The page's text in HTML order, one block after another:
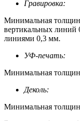
Гравировка:
Минимальная
вертикальных линий
линиями 0,3 мм.
УФ-печать:
Минимальная
Деколь:
Минимальная